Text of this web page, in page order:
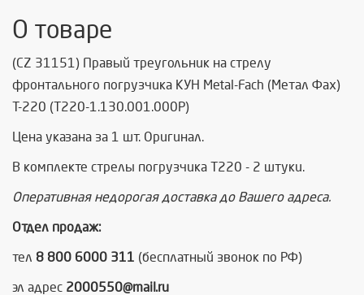
О товаре
(CZ 31151) Правый треугольник на стрелу
фронтального погрузчика КУН Metal-Fach (Метал Фах)
Т-220 (T220-1.130.001.000P)
Цена указана за 1 шт. Оригинал.
В комплекте стрелы погрузчика Т220 - 2 штуки.
Оперативная недорогая доставка до Вашего адреса.
Отдел продаж:
тел 8 800 6000 311 (бесплатный звонок по РФ)
эл адрес 2000550@mail.ru